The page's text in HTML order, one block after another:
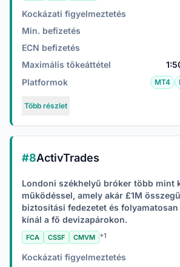
Kockázati figyelmeztetés
Min. befizetés
ECN befizetés
Maximális tőkeáttétel
Platformok MT4
Több részlet
#8ActivTrades
Londoni székhelyű bróker több mint
működéssel, amely akár £1M
biztosítási fedezetet és
kínál a fő devizapárokon.
FCA CSSF CMVM +1
Kockázati figyelmeztetés